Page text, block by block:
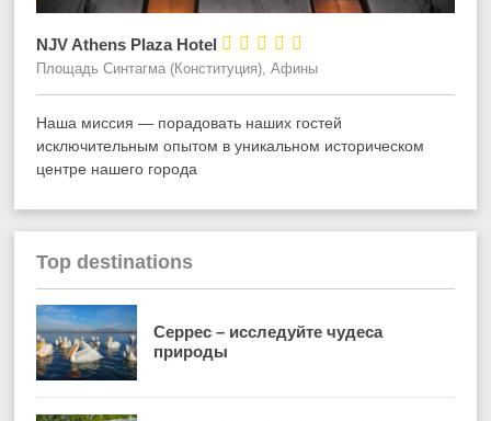
NJV Athens Plaza Hotel 




Площадь Синтагма (Конституция), Афины
Наша миссия — порадовать наших гостей
исключительным опытом в уникальном историческом
центре нашего города
Top destinations
Серрес – исследуйте чудеса
природы